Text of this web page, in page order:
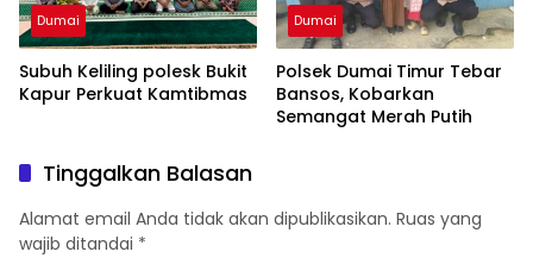
Dumai
Subuh Keliling polesk Bukit
Kapur Perkuat Kamtibmas
Dumai
Polsek Dumai Timur Tebar
Bansos, Kobarkan
Semangat Merah Putih
Tinggalkan Balasan
Alamat email Anda tidak akan dipublikasikan. Ruas yang
wajib ditandai *